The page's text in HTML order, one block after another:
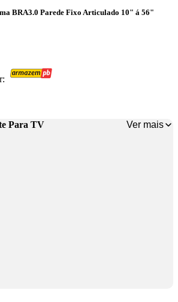
BRA3.0 Parede Fixo Articulado 10" á 56"
Para TV
Ver mais